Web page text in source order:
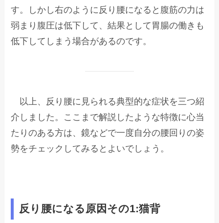
す。しかし右のように反り腰になると腹筋の力は
弱まり腹圧は低下して、結果として胃腸の働きも
低下してしまう場合があるのです。
以上、反り腰に見られる典型的な症状を三つ紹
介しました。ここまで解説したような特徴に心当
たりのある方は、鏡などで一度自分の腰回りの姿
勢をチェックしてみるとよいでしょう。
反り腰になる原因その1:猫背